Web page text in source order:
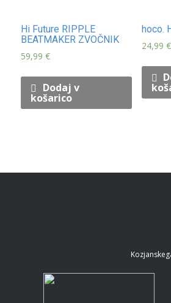
Hi Future RIPPLE
BEATMAKER ZVOČNIK
59,99€
Dodaj v
košarico
hoco.
24,99 €